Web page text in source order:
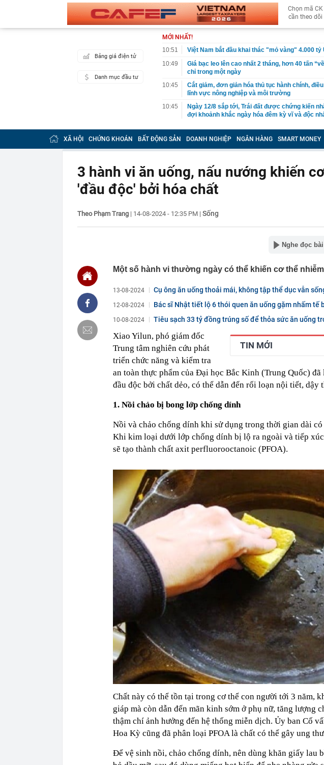
Chọn mã CK
cần theo dõi
Bảng giá điện tử
Danh mục đầu tư
MỚI NHẤT!
10:51
Việt Nam bắt đầu khai thác "mỏ vàng" 4.000 tỷ
10:49
Giá bạc leo lên cao nhất 2 tháng, hơn 40 tấn
chỉ trong một ngày
10:45
Cắt giảm, đơn giản hóa thủ tục hành chính,
lĩnh vực nông nghiệp và môi trường
10:45
Ngày 12/8 sắp tới, Trái đất được chứng kiến
đợi khoảnh khắc ngày hóa đêm kỳ vĩ và độc
10:42
Tin vào lời quảng cáo, gia đình chi hơn 100
online cho con, nữ sinh nhận kết quả trượt sau
10:41
Kỷ lục Guinness: Mẫu xe Nhật đi được 2.000
10:41
Samsung, Apple, Microsoft đều đặt cược vào
đang xuất hiện: Người mua không phải lúc nào
10:40
[CLIP]: Toàn cảnh vụ khám xét nhà Huấn Hoa
bay Đức
10:33
FUTA Express và VET hợp tác mở rộng kết
Giá kim loại được coi là thước đo sức khỏe
10:30
Thu nhập 58 triệu/tháng, cho con học trường
10:29
Giới khoa học nghiên cứu 5 lần, 7 lượt, lúc thì
thông minh, lúc lại nói mùa Đông, mùa Thu: Rốt
thành quả khiến tất cả ngỡ ngàng
10:25
Cuối tháng thấy rắn bò vào nhà, lời khuyên
10:24
Taseco Land có thêm khu công nghiệp hơn
phủ công nghiệp” nước ta, nơi Vingroup, Sun
Cách bán iPhone cũ vừa bị Apple "khai tử"
10:19
550 chủ phương tiện vi phạm trong danh sách
10:18
Không phải USD hay NDT, một đồng tiền khác
XÃ HỘI CHỨNG KHOÁN BẤT ĐỘNG SẢN DOANH NGHIỆP NGÂN HÀNG SMART MONEY
3 hành vi ăn uống, nấu nướng khiến
'đầu độc' bởi hóa chất
Theo Phạm Trang | 14-08-2024 - 12:35 PM | Sống
Nghe đọc bài
Một số hành vi thường ngày có thể khiến cơ thể nhiễm
13-08-2024 Cụ ông ăn uống thoải mái, không tập thể dục vẫn
12-08-2024 Bác sĩ Nhật tiết lộ 6 thói quen ăn uống gặm nhấm tế
10-08-2024 Tiêu sạch 33 tỷ đồng trúng số để thỏa sức ăn uống
TIN MỚI
Xiao Yilun, phó giám đốc
Trung tâm nghiên cứu phát
triển chức năng và kiểm tra
an toàn thực phẩm của Đại học Bắc Kinh (Trung Quốc)
đầu độc bởi chất dẻo, có thể dẫn đến rối loạn nội tiết, dậy
1. Nồi chảo bị bong lớp chống dính
Nồi và chảo chống dính khi sử dụng trong thời gian dài
Khi kim loại dưới lớp chống dính bị lộ ra ngoài và tiếp
sẽ tạo thành chất axit perfluorooctanoic (PFOA).
Chất này có thể tồn tại trong cơ thể con người tới 3 năm,
giáp mà còn dẫn đến mãn kinh sớm ở phụ nữ, tăng lượng
thậm chí ảnh hưởng đến hệ thống miễn dịch. Ủy ban Cố
Hoa Kỳ cũng đã phân loại PFOA là chất có thể gây ung
Để vệ sinh nồi, chảo chống dính, nên dùng khăn giấy lau